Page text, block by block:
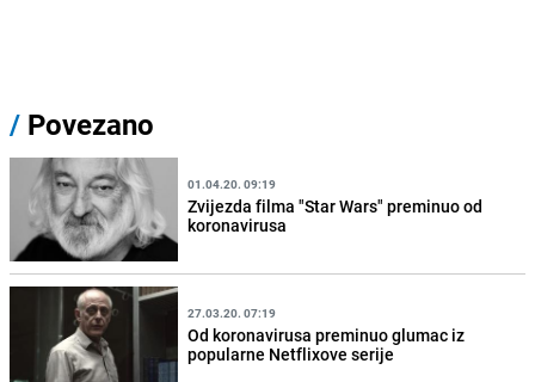
/ Povezano
01.04.20. 09:19
Zvijezda filma "Star Wars" preminuo od
koronavirusa
27.03.20. 07:19
Od koronavirusa preminuo glumac iz
popularne Netflixove serije